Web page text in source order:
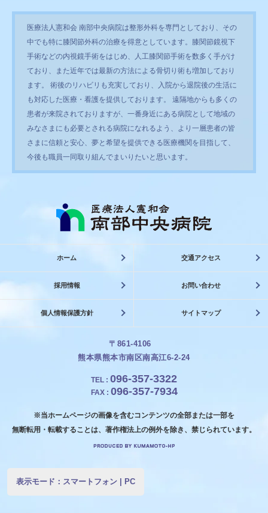
医療法人憲和会 南部中央病院は整形外科を専門としており、その
中でも特に膝関節外科の治療を得意としています。膝関節鏡視下
手術などの内視鏡手術をはじめ、人工膝関節手術を数多く手がけ
ており、また近年では最新の方法による骨切り術も増加しており
ます。 術後のリハビリも充実しており、入院から退院後の生活に
も対応した医療・看護を提供しております。 遠隔地からも多くの
患者が来院されておりますが、一番身近にある病院として地域の
みなさまにも必要とされる病院になれるよう、より一層患者の皆
さまに信頼と安心、夢と希望を提供できる医療機関を目指して、
今後も職員一同取り組んでまいりたいと思います。
ホーム 交通アクセス
採用情報 お問い合わせ
個人情報保護方針 サイトマップ
〒861-4106
熊本県熊本市南区南高江6-2-24
TEL : 096-357-3322
FAX : 096-357-7934
※当ホームページの画像を含むコンテンツの全部または一部を
無断転用・転載することは、著作権法上の例外を除き、禁じられています。
表示モード： スマートフォン PC